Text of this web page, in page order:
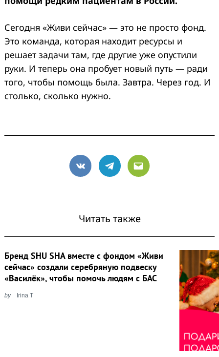
Сегодня «Живи сейчас» — это не просто фонд.
Это команда, которая находит ресурсы и
решает задачи там, где другие уже опустили
руки. И теперь она пробует новый путь — ради
того, чтобы помощь была. Завтра. Через год. И
столько, сколько нужно.
VK Telegram
Email
Читать также
Бренд SHU SHA вместе с фондом «Живи
сейчас» создали серебряную подвеску
«Василёк», чтобы помочь людям с БАС
by Irina T